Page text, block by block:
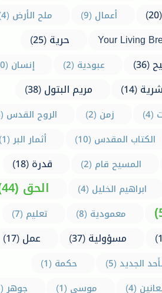
أعمال (9) ملح الأرض (4)
Your Living
حرية (25)
عبودية (2) إنسان (10)
(14) مريم البتول (38)
زمن (2)
الروح القدس (8)
الكتاب المقدس (10)
أثمار البر (1)
المسيح قام (2)
قدرة (18)
ابراهيم الخليل (4) الحق (44)
معمودية (8) تعليم (7)
مسؤولية (37) عمل (17)
الجديد (5)
حكمة (1)
(4)
موسى (1) جوهر (5)